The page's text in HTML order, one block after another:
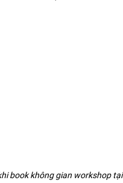
book không gian workshop